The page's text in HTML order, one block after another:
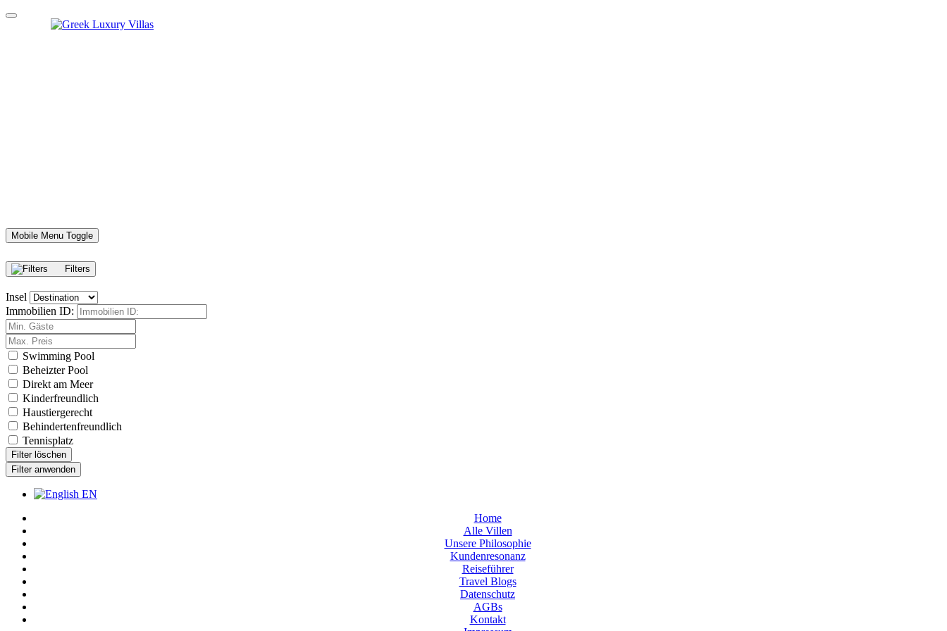
Mobile Menu Toggle
Filters
Insel
Immobilien ID:
Swimming Pool
Beheizter Pool
Direkt am Meer
Kinderfreundlich
Haustiergerecht
Behindertenfreundlich
Tennisplatz
Filter löschen
Filter anwenden
EN
Home
Alle Villen
Unsere Philosophie
Kundenresonanz
Reiseführer
Travel Blogs
Datenschutz
AGBs
Kontakt